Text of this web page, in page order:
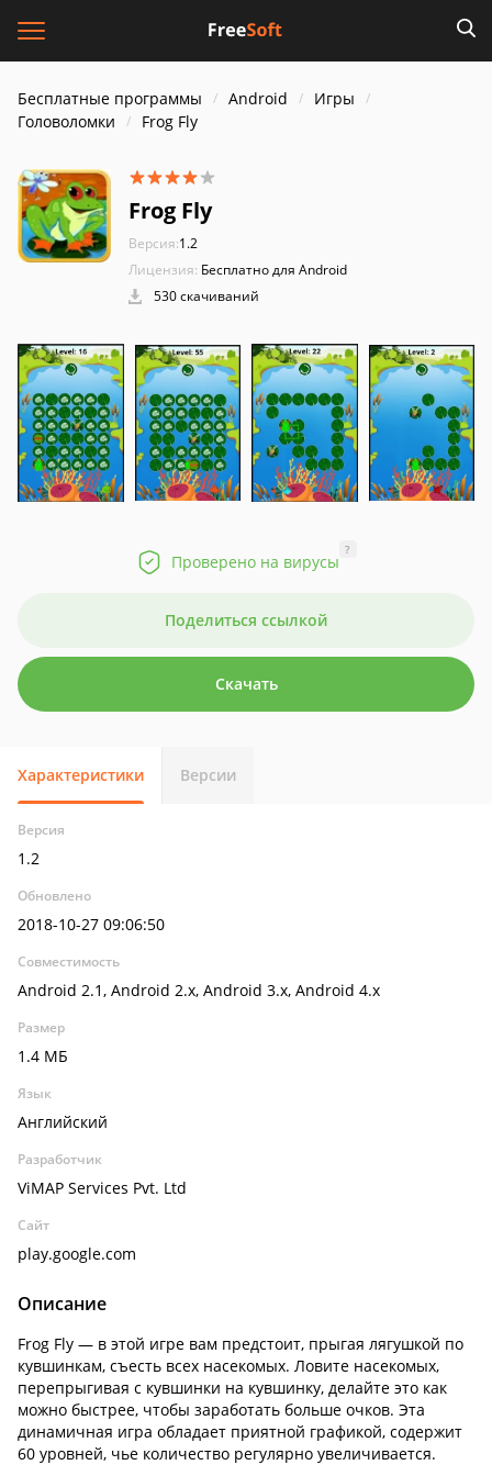
Бесплатные программы Android
Игры
Головоломки
Frog Fly
Frog Fly
Версия:1.2
Лицензия: Бесплатно для Android
530 скачиваний
Проверено на вирусы
?
Поделиться ссылкой
Скачать
Характеристики Версии
Версия
1.2
Обновлено
2018-10-27 09:06:50
Совместимость
Android 2.1, Android 2.x, Android 3.x, Android 4.x
Размер
1.4 МБ
Язык
Английский
Разработчик
ViMAP Services Pvt. Ltd
Сайт
play.google.com
Описание
Frog Fly — в этой игре вам предстоит, прыгая лягушкой по
кувшинкам, съесть всех насекомых. Ловите насекомых,
перепрыгивая с кувшинки на кувшинку, делайте это как
можно быстрее, чтобы заработать больше очков. Эта
динамичная игра обладает приятной графикой, содержит
60 уровней, чье количество регулярно увеличивается.